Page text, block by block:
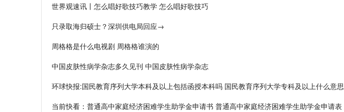
世界观速讯丨怎么唱好歌技巧教学 怎么唱好歌技巧
只录取海归硕士？深圳供电局回应→
周格格是什么电视剧 周格格谁演的
中国皮肤性病学杂志多久见刊 中国皮肤性病学杂志
环球快报:国民教育序列大学本科及以上包括函授本科吗 国民教育序列大学专科及以上什么意思
当前快看：普通高中家庭经济困难学生助学金申请书 普通高中家庭经济困难学生助学金申请表